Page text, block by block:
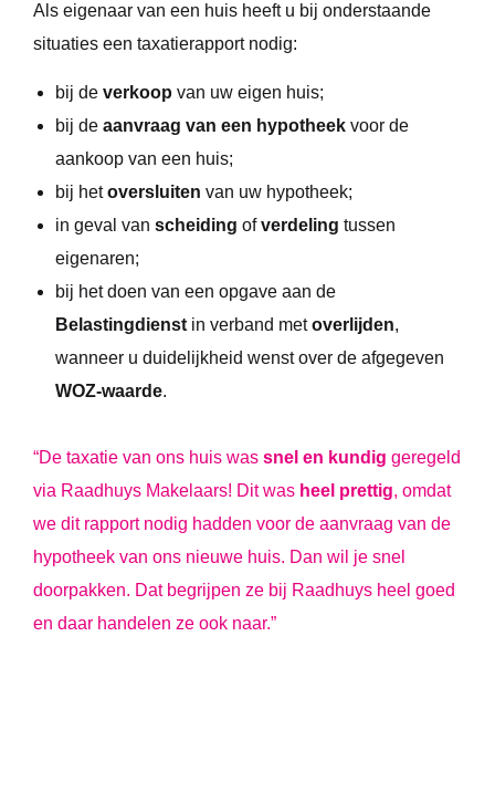
Als eigenaar van een huis heeft u bij onderstaande
situaties een taxatierapport nodig:
bij de verkoop van uw eigen huis;
bij de aanvraag van een hypotheek voor de
aankoop van een huis;
bij hetoversluiten van uw hypotheek;
in geval van scheiding ofverdeling tussen
eigenaren;
bij het doen van een opgave aan de
Belastingdienst in verband metoverlijden,
wanneer u duidelijkheid wenst over de afgegeven
WOZ-waarde.
“De taxatie van ons huis was snel en kundig geregeld
via Raadhuys Makelaars! Dit was heel prettig, omdat
we dit rapport nodig hadden voor de aanvraag van de
hypotheek van ons nieuwe huis. Dan wil je snel
doorpakken. Dat begrijpen ze bij Raadhuys heel goed
en daar handelen ze ook naar.”